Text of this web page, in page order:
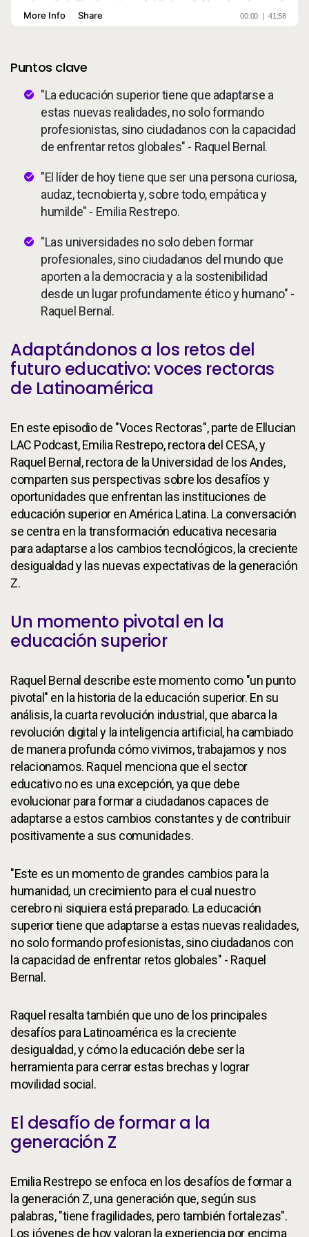
Puntos clave
"La educación superior tiene que adaptarse a
estas nuevas realidades, no solo formando
profesionistas, sino ciudadanos con la capacidad
de enfrentar retos globales" - Raquel Bernal.
"El líder de hoy tiene que ser una persona curiosa,
audaz, tecnobierta y, sobre todo, empática y
humilde" - Emilia Restrepo.
"Las universidades no solo deben formar
profesionales, sino ciudadanos del mundo que
aporten a la democracia y a la sostenibilidad
desde un lugar profundamente ético y humano" -
Raquel Bernal.
Adaptándonos a los retos del
futuro educativo: voces rectoras
de Latinoamérica
En este episodio de "Voces Rectoras", parte de Ellucian
LAC Podcast, Emilia Restrepo, rectora del CESA, y
Raquel Bernal, rectora de la Universidad de los Andes,
comparten sus perspectivas sobre los desafíos y
oportunidades que enfrentan las instituciones de
educación superior en América Latina. La conversación
se centra en la transformación educativa necesaria
para adaptarse a los cambios tecnológicos, la creciente
desigualdad y las nuevas expectativas de la generación
Z.
Un momento pivotal en la
educación superior
Raquel Bernal describe este momento como "un punto
pivotal" en la historia de la educación superior. En su
análisis, la cuarta revolución industrial, que abarca la
revolución digital y la inteligencia artificial, ha cambiado
de manera profunda cómo vivimos, trabajamos y nos
relacionamos. Raquel menciona que el sector
educativo no es una excepción, ya que debe
evolucionar para formar a ciudadanos capaces de
adaptarse a estos cambios constantes y de contribuir
positivamente a sus comunidades.
"Este es un momento de grandes cambios para la
humanidad, un crecimiento para el cual nuestro
cerebro ni siquiera está preparado. La educación
superior tiene que adaptarse a estas nuevas realidades,
no solo formando profesionistas, sino ciudadanos con
la capacidad de enfrentar retos globales" - Raquel
Bernal.
Raquel resalta también que uno de los principales
desafíos para Latinoamérica es la creciente
desigualdad, y cómo la educación debe ser la
herramienta para cerrar estas brechas y lograr
movilidad social.
El desafío de formar a la
generación Z
Emilia Restrepo se enfoca en los desafíos de formar a
la generación Z, una generación que, según sus
palabras, "tiene fragilidades, pero también fortalezas".
Los jóvenes de hoy valoran la experiencia por encima